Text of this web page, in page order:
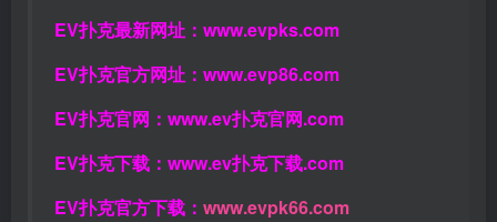
EV扑克最新网址： www.evpks.com
EV扑克官方网址： www.evp86.com
EV扑克官网： www.ev扑克官网.com
EV扑克下载： www.ev扑克下载.com
EV扑克官方下载： www.evpk66.com